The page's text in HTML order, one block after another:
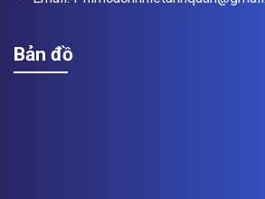
Bản đồ